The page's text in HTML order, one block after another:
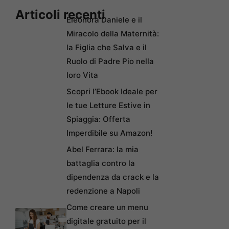
Articoli recentiEleonora Daniele e il
Miracolo della Maternità:
la Figlia che Salva e il
Ruolo di Padre Pio nella
loro Vita
Scopri l’Ebook Ideale per
le tue Letture Estive in
Spiaggia: Offerta
Imperdibile su Amazon!
Abel Ferrara: la mia
battaglia contro la
dipendenza da crack e la
redenzione a Napoli
Come creare un menu
digitale gratuito per il